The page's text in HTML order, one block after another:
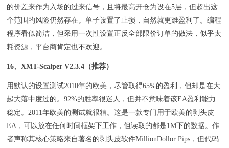
的价差来作为入场的过来信号，且将最高开仓为设在5层，但超出这
个范围的风险仍然存在。单子设置了止损，自然就更难盈利了。编程
程序看似简洁，但采用一次性设置正反全部限价订单的做法，似乎太
耗资源，平台商肯定也不欢迎。
16、XMT-Scalper V2.3.4（推荐）
用默认的设置测试2010年的欧美，尽管取得65%的盈利，但却是在大
起大落中度过的。92%的胜率很迷人，但并不意味着该EA盈利能力
稳定。2011年欧美的测试就很糟。这是一款专门用于欧美的剥头皮
EA，可以放在任何时间框架下工作，但读取的都是1M下的数据。作
者声称其核心策略来自著名的剥头皮软件MillionDollor Pips，但代码